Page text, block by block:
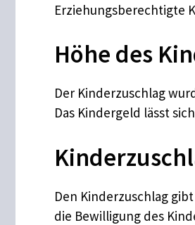
Erziehungsberechtigte
Höhe des
Der Kinderzuschlag
Das Kindergeld lässt
Den Kinderzuschlag
die Bewilligung des